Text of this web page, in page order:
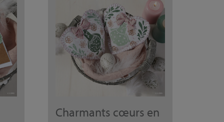
Charmants cœurs en